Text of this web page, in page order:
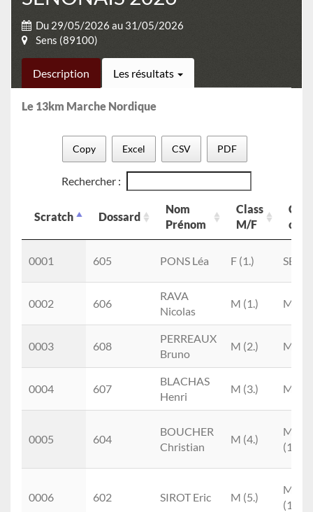
Du 29/05/2026 au 31/05/2026
Sens (89100)
Description Les résultats
Le 13km Marche Nordique
Copy Excel CSV PDF
Rechercher :
Scratch Dossard
Nom
Prénom
Class
M/F
cat
Prénom
M/F
cat
0001 605 PONS Léa F (1.) SEF
0002 606
RAVA
Nicolas
M (1.) M3M
0003 608
PERREAUX
Bruno
M (2.) M5M
0004 607
BLACHAS
Henri
M (3.) M6M
0005 604
BOUCHER
Christian
M (4.)
M7M
(1.)
0006 602 SIROT Eric M (5.)
M5M
(1.)